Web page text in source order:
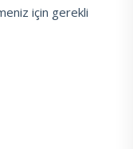
için gerekli